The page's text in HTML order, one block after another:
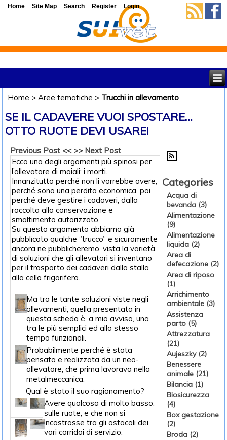
Home >Aree tematiche > Trucchi in allevamento
SE IL CADAVERE VUOI SPOSTARE…
OTTO RUOTE DEVI USARE!
Previous Post << >> Next Post
Ecco una degli argomenti più spinosi per
l’allevatore di maiali: i morti.
Innanzitutto perché non li vorrebbe avere,
perché sono una perdita economica, poi
perché deve gestire i cadaveri, dalla
raccolta alla conservazione e
smaltimento autorizzato.
Su questo argomento abbiamo già
pubblicato qualche ”trucco” e sicuramente
ancora ne pubblicheremo, vista la varietà
di soluzioni che gli allevatori si inventano
per il trasporto dei cadaveri dalla stalla
alla cella frigorifera.
Ma tra le tante soluzioni viste negli
allevamenti, quella presentata in
questa scheda è, a mio avviso, una
tra le più semplici ed allo stesso
tempo funzionali.
Probabilmente perché è stata
pensata e realizzata da un neo-
allevatore, che prima lavorava nella
metalmeccanica.
Qual è stato il suo ragionamento?
Avere qualcosa di molto basso,
sulle ruote, e che non si
incastrasse tra gli ostacoli dei
vari corridoi di servizio.
Categories
Acqua di
bevanda (3)
Alimentazione
(9)
Alimentazione
liquida (2)
Area di
defecazione (2)
Area di riposo
(1)
Arrichimento
ambientale (3)
Assistenza
parto (5)
Attrezzatura
(21)
Aujeszky (2)
Benessere
animale (21)
Bilancia (1)
Biosicurezza
(4)
Box gestazione
(2)
Broda (2)
Home Site Map Search Register Login